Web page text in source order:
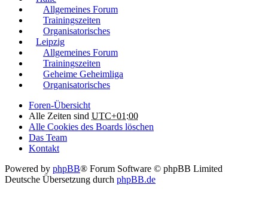
Allgemeines Forum
Trainingszeiten
Organisatorisches
Leipzig
Allgemeines Forum
Trainingszeiten
Geheime Geheimliga
Organisatorisches
Foren-Übersicht
Alle Zeiten sind UTC+01:00
Alle Cookies des Boards löschen
Das Team
Kontakt
Powered by phpBB® Forum Software © phpBB Limited
Deutsche Übersetzung durch phpBB.de